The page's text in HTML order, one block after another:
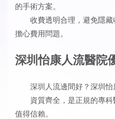
的手術方案。
收費透明合理，避免隱
擔心費用問題。
深圳怡康人流醫院
深圳人流邊間好？深圳怡
資質齊全，是正規的專
值得信賴。